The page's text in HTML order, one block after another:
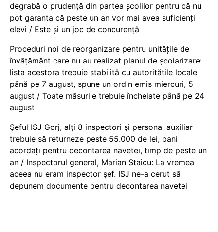
degrabă o prudență din partea școlilor pentru că nu
pot garanta că peste un an vor mai avea suficienți
elevi / Este și un joc de concurență
Proceduri noi de reorganizare pentru unitățile de
învățământ care nu au realizat planul de școlarizare:
lista acestora trebuie stabilită cu autoritățile locale
până pe 7 august, spune un ordin emis miercuri, 5
august / Toate măsurile trebuie încheiate până pe 24
august
Șeful ISJ Gorj, alți 8 inspectori și personal auxiliar
trebuie să returneze peste 55.000 de lei, bani
acordați pentru decontarea navetei, timp de peste un
an / Inspectorul general, Marian Staicu: La vremea
aceea nu eram inspector șef. ISJ ne-a cerut să
depunem documente pentru decontarea navetei